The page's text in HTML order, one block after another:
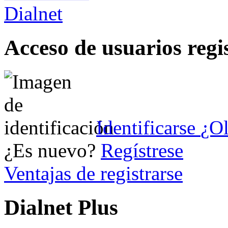
Acceso de usuarios
Identificarse
¿Es nuevo? Regístrese
Ventajas de registrarse
Dialnet Plus